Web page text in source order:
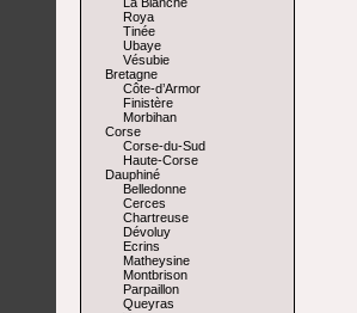
Roya
Tinée
Ubaye
Vésubie
Bretagne
Côte-d’Armor
Finistère
Morbihan
Corse
Corse-du-Sud
Haute-Corse
Dauphiné
Belledonne
Cerces
Chartreuse
Dévoluy
Ecrins
Matheysine
Montbrison
Parpaillon
Queyras